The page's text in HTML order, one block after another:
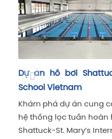
“Chi phí vận hành
“Có linh kiện thay
Vinasaco đi theo định
chuẩn kỹ thuật, và
Dự án hệ thống hồ bơi
Aman Retreat Ninh Bình
Khám phá dự án hệ thống
ngoài trời tại Aman Retreat
– khu nghỉ dưỡng 4 sao sang